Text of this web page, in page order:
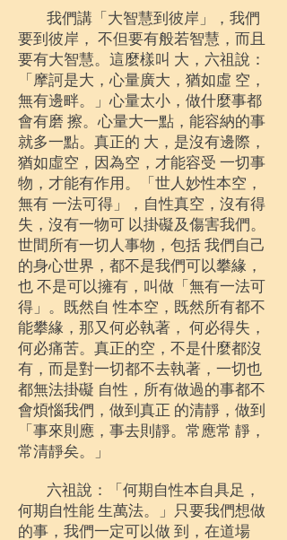
我們講「大智慧到彼岸」，我們
要到彼岸， 不但要有般若智慧，而且
要有大智慧。這麼樣叫 大，六祖說：
「摩訶是大，心量廣大，猶如虛 空，
無有邊畔。」心量太小，做什麼事都
會有磨 擦。心量大一點，能容納的事
就多一點。真正的 大，是沒有邊際，
猶如虛空，因為空，才能容受 一切事
物，才能有作用。「世人妙性本空，
無有 一法可得」，自性真空，沒有得
失，沒有一物可 以掛礙及傷害我們。
世間所有一切人事物，包括 我們自己
的身心世界，都不是我們可以攀緣，
也 不是可以擁有，叫做「無有一法可
得」。既然自 性本空，既然所有都不
能攀緣，那又何必執著， 何必得失，
何必痛苦。真正的空，不是什麼都沒
有，而是對一切都不去執著，一切也
都無法掛礙 自性，所有做過的事都不
會煩惱我們，做到真正 的清靜，做到
「事來則應，事去則靜。常應常 靜，
常清靜矣。」
六祖說：「何期自性本自具足，
何期自性能 生萬法。」只要我們想做
的事，我們一定可以做 到，在道場